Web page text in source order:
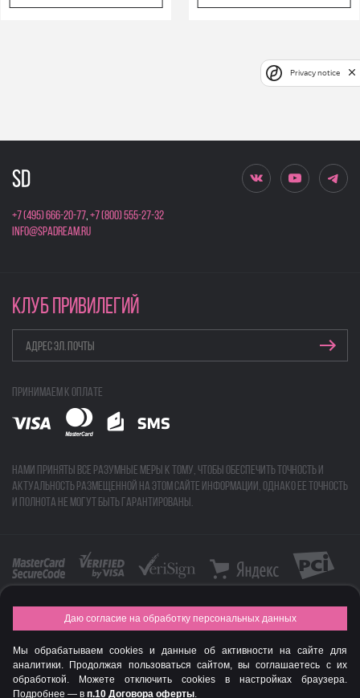
+7 (495) 666-20-77,+7 (800) 555-27-32
info@spadream.ru
КЛУБ ПРИВИЛЕГИЙ
Принимаем к оплате
Нами приняты все разумные меры к тому, чтобы обеспечить точность и
актуальность размещенной на этом сайте информации, однако ее точность
и полнота не могут быть гарантированы.
FASHION NEW YEAR AWARDS 2015
© Интернет-магазин профессиональной косметики Spadream
Даю согласие на обработку персональных данных
Мы обрабатываем cookies и данные об активности на сайте для
аналитики. Продолжая пользоваться сайтом, вы соглашаетесь с их
обработкой. Можете отключить cookies в настройках браузера.
Подробнее — в п.10 Договора оферты.
Privacy notice